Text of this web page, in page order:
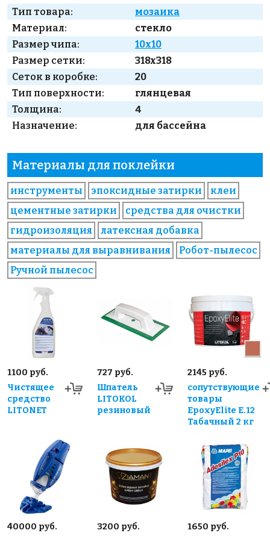
Тип товара:
мозаика
Материал:
стекло
Размер чипа:
10x10
Размер сетки:
318x318
Сеток в коробке:
20
Тип поверхности:
глянцевая
Толщина:
4
Назначение:
для бассейна
Материалы для поклейки
инструменты эпоксидные затирки
клеи
цементные затирки
средства для очистки
гидроизоляция
латексная добавка
материалы для выравнивания
Робот-пылесос
Ручной пылесос
1100 руб.
Чистящее
средство
LITONET
727 руб.
Шпатель
LITOKOL
резиновый
2145 руб.
сопутствующие
товары
EpoxyElite E.12
Табачный 2 кг
40000 руб.
3200 руб.
1650 руб.